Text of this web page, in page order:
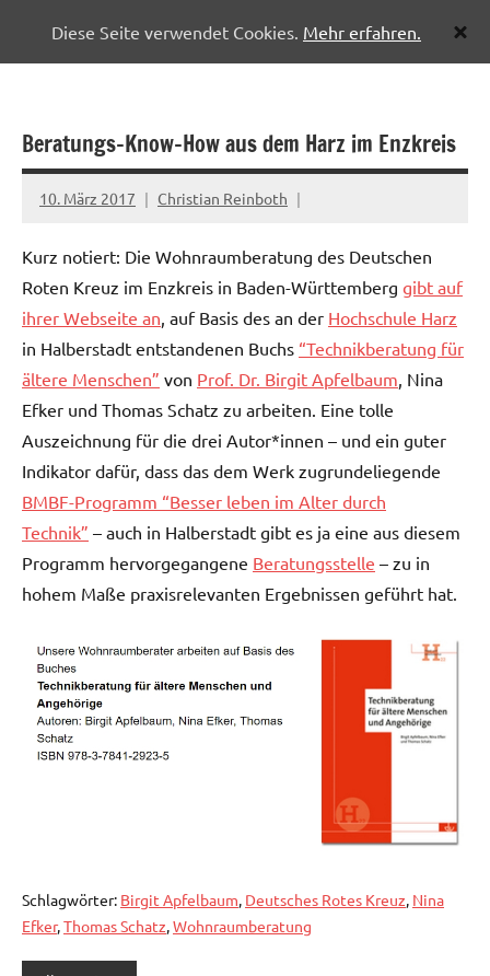
springen
Halberstadt
Beratungs-Know-How aus dem Harz im Enzkreis
10. März 2017 Christian Reinboth
Kurz notiert: Die Wohnraumberatung des Deutschen
Roten Kreuz im Enzkreis in Baden-Württemberg gibt auf
ihrer Webseite an, auf Basis des an der Hochschule Harz
in Halberstadt entstandenen Buchs “Technikberatung für
ältere Menschen” von Prof. Dr. Birgit Apfelbaum, Nina
Efker und Thomas Schatz zu arbeiten. Eine tolle
Auszeichnung für die drei Autor*innen – und ein guter
Indikator dafür, dass das dem Werk zugrundeliegende
BMBF-Programm “Besser leben im Alter durch
Technik” – auch in Halberstadt gibt es ja eine aus diesem
Programm hervorgegangene Beratungsstelle – zu in
hohem Maße praxisrelevanten Ergebnissen geführt hat.
Schlagwörter: Birgit Apfelbaum, Deutsches Rotes Kreuz, Nina
Efker,Thomas Schatz,Wohnraumberatung
Diese Seite verwendet Cookies. Mehr erfahren.